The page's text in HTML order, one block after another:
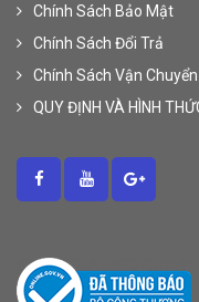
Chính Sách Bảo Mật
Chính Sách Đổi Trả
Chính Sách Vận Chuyển
QUY ĐỊNH VÀ HÌNH